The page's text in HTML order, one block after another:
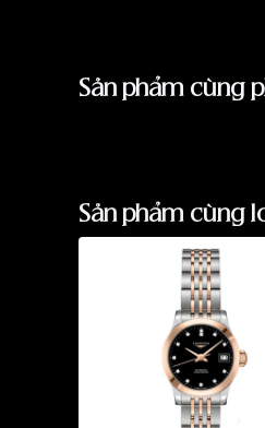
Sản phẩm cùng
Sản phẩm cùng